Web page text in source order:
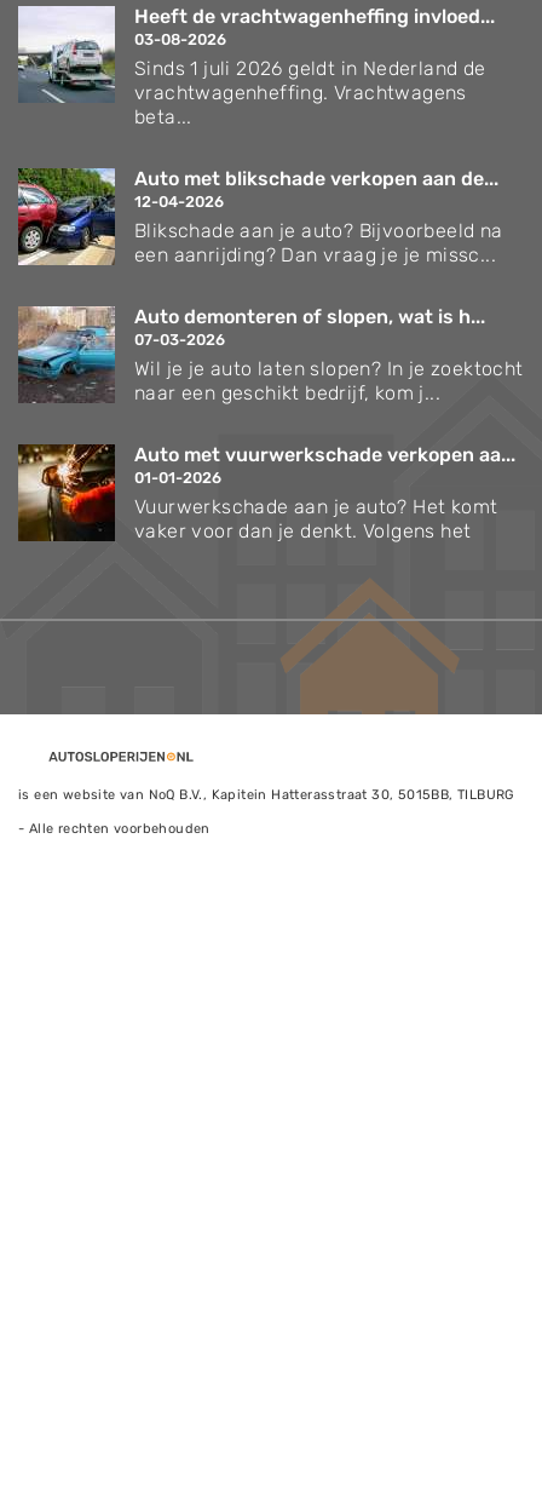
Heeft de vrachtwagenheffing invloed...
03-08-2026
Sinds 1 juli 2026 geldt in Nederland de
vrachtwagenheffing. Vrachtwagens
beta...
Auto met blikschade verkopen aan de...
12-04-2026
Blikschade aan je auto? Bijvoorbeeld na
een aanrijding? Dan vraag je je missc...
Auto demonteren of slopen, wat is h...
07-03-2026
Wil je je auto laten slopen? In je zoektocht
naar een geschikt bedrijf, kom j...
Auto met vuurwerkschade verkopen aa...
01-01-2026
Vuurwerkschade aan je auto? Het komt
vaker voor dan je denkt. Volgens het
is een website van NoQ B.V., Kapitein Hatterasstraat 30, 5015BB, TILBURG
- Alle rechten voorbehouden